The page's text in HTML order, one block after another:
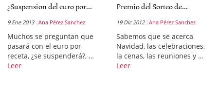
¿Suspension del euro por...
9 Ene 2013 Ana Pérez Sanchez
Muchos se preguntan que
pasará con el euro por
receta, ¿se suspenderá?, …
Leer
Premio del Sorteo de...
19 Dic 2012 Ana Pérez Sanchez
Sabemos que se acerca
Navidad, las celebraciones,
la cenas, las reuniones y …
Leer